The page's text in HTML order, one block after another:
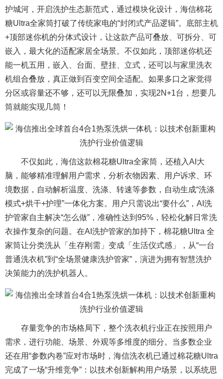
护城河，开启洗护生态新范式，通过模块化设计，海信棉花
糖Ultra全家筒打破了传统家电的“封闭式产品逻辑”。底部主机
+顶部迷你机的分体式设计，让这款产品可叠放、可拆分、可
嵌入，最大化的适配家居全场景。不仅如此，顶部迷你机还
能一机五用，嵌入、台面、壁挂、立式，还可以与家里洗衣
机组合叠放，真正做到百变空间全适配。如果多口之家觉得
分区或容量还不够，还可以无限叠加，实现2N+1台，想要几
筒就能实现几筒！
不仅如此，海信这款棉花糖Ultra全家筒，还植入AI大
脑，能够精准理解用户需求，分析衣物因素、用户诉求、环
境数据，自动解析温度、洗涤、转速等参数，自动生成“洗涤
模式+烘干+护理”一体化方案。用户只需说出“要什么”，AI洗
护管家自主解决“怎么做”，准确性达到95%，轻松化解日常洗
衣操作复杂的问题。在AI洗护管家的加持下，棉花糖Ultra 全
家筒让分类洗从「生存刚需」变成「生活仪式感」，从“一台
普通洗衣机”到“全场景健康洗护管家”，演进为拥有智慧洗护
决策能力的洗护机器人。
存量竞争的市场格局下，整个洗衣机行业正在按照用户
需求，进行功能、场景、外观等多维度的细分。当多数企业
还在用“参数内卷”应对市场时，海信洗衣机已通过棉花糖Ultra
完成了一场“升维竞争”：以技术创新解构用户场景，以系统思